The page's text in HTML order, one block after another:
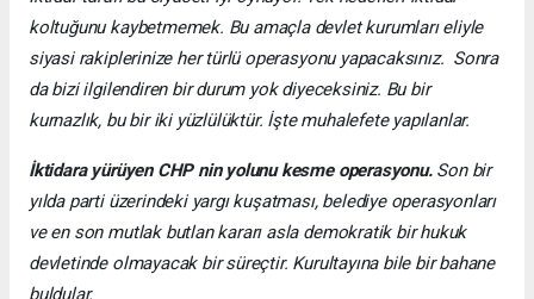
koltuğunu kaybetmemek. Bu amaçla devlet kurumları eliyle
siyasi rakiplerinize her türlü operasyonu yapacaksınız. Sonra
da bizi ilgilendiren bir durum yok diyeceksiniz. Bu bir
kurnazlık, bu bir iki yüzlülüktür. İşte muhalefete yapılanlar.
İktidara yürüyen CHP nin yolunu kesme operasyonu. Son bir
yılda parti üzerindeki yargı kuşatması, belediye operasyonları
ve en son mutlak butlan kararı asla demokratik bir hukuk
devletinde olmayacak bir süreçtir. Kurultayına bile bir bahane
buldular.